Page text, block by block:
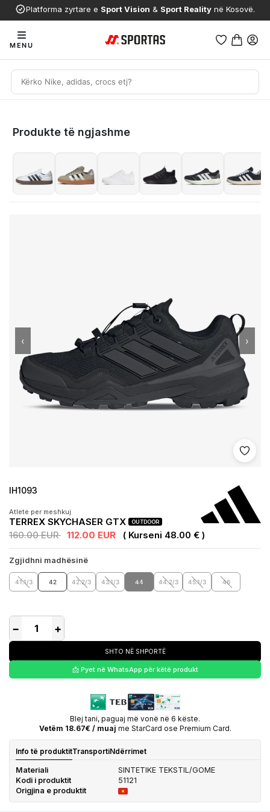
Platforma zyrtare e Sport Vision & Sport Reality në Kosovë.
MENU
Produkte të ngjashme
Shto
‹ ›
IH1093
Atlete per meshkuj
TERREX SKYCHASER GTX OUTDOOR
160.00 EUR 112.00 EUR ( Kurseni 48.00 € )
Zgjidhni madhësinë
41.1/3 42 42.2/3 43.1/3 44 44.2/3 45.1/3 46
− +
SHTO NË SHPORTË
📩 Pyet në WhatsApp për këtë produkt
Blej tani, paguaj më vonë në 6 këste.
Vetëm 18.67€ / muaj me StarCard ose Premium Card.
Info të produktitTransportiNdërrimet
Materiali
SINTETIKE TEKSTIL/GOME
Kodi i produktit
51121
Origjina e produktit